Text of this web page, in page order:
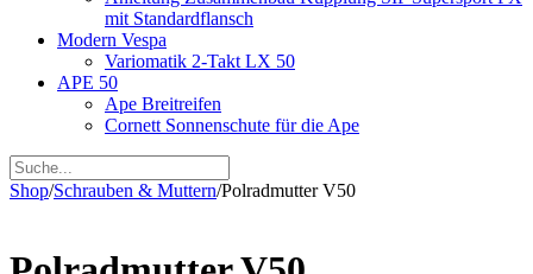
mit Standardflansch
Modern Vespa
Variomatik 2-Takt LX 50
APE 50
Ape Breitreifen
Cornett Sonnenschute für die Ape
Shop/Schrauben & Muttern/Polradmutter V50